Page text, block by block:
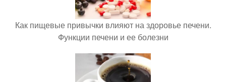
Как пищевые привычки влияют на здоровье печени.
Функции печени и ее болезни